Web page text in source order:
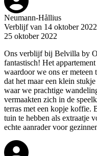
Neumann-Hållius
Verblijf van 14 oktober
25 oktober 2022
Ons verblijf bij Belvilla by
fantastisch! Het
waardoor we ons er
dat het maar een klein
waar we prachtige
vermaakten zich in de
terras met een kopje koffie.
tuin te hebben als extraatje
echte aanrader voor